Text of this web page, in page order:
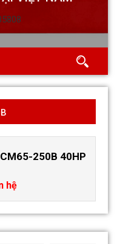
250B 40HP
hệ